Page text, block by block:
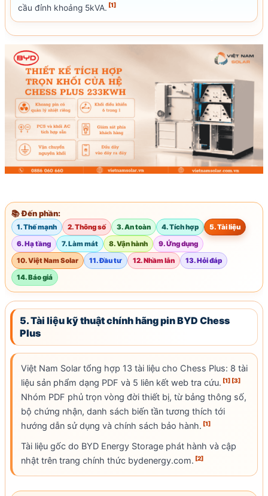
cầu đỉnh khoảng 5kVA. [1]
📚 Đến phần:
1. Thế mạnh 2. Thông số 3. An toàn 4. Tích hợp
5. Tài liệu
6. Hạ tầng
7. Làm mát 8. Vận hành
9. Ứng dụng
10. Việt Nam Solar
11. Đầu tư 12. Nhầm lẫn
13. Hỏi đáp
14. Báo giá
5. Tài liệu kỹ thuật chính hãng pin BYD Chess
Plus
Việt Nam Solar tổng hợp 13 tài liệu cho Chess Plus: 8 tài
liệu sản phẩm dạng PDF và 5 liên kết web tra cứu. [1] [3]
Nhóm PDF phủ trọn vòng đời thiết bị, từ bảng thông số,
bộ chứng nhận, danh sách biến tần tương thích tới
hướng dẫn sử dụng và chính sách bảo hành. [1]
Tài liệu gốc do BYD Energy Storage phát hành và cập
nhật trên trang chính thức bydenergy.com. [2]